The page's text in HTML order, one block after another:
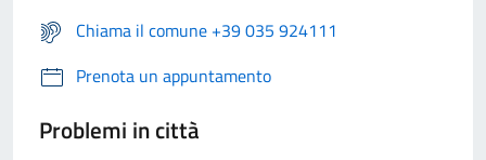
Chiama il comune +39 035 924111
Prenota un appuntamento
Problemi in città